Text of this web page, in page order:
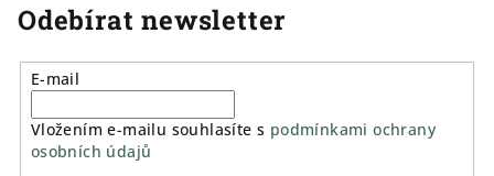
Odebírat newsletter
E-mail
Vložením e-mailu souhlasíte s podmínkami ochrany
osobních údajů